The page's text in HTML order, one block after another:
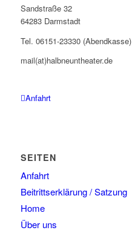
Sandstraße 32
64283 Darmstadt
Tel. 06151-23330 (Abendkasse)
mail(at)halbneuntheater.de
Anfahrt
SEITEN
Anfahrt
Beitrittserklärung / Satzung
Home
Über uns